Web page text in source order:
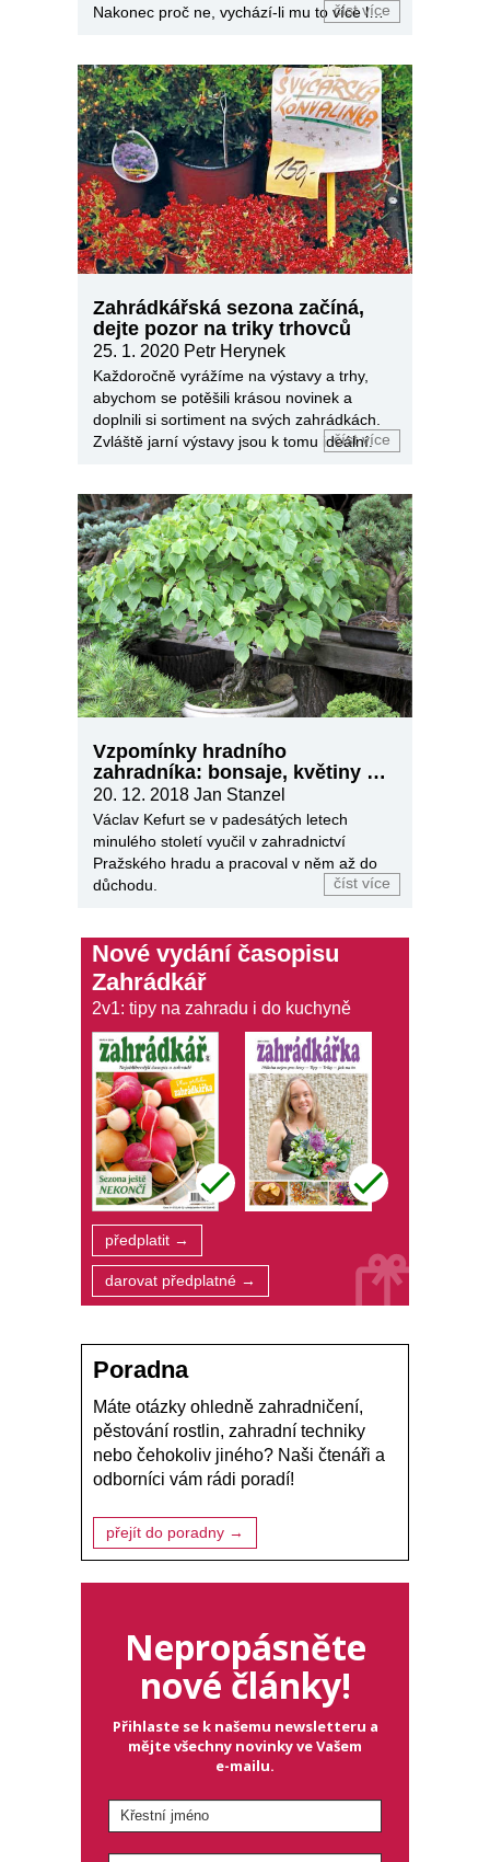
Nakonec proč ne, vychází-li mu to více let,
číst více
Zahrádkářská sezona začíná,
dejte pozor na triky trhovců
25. 1. 2020 Petr Herynek
Každoročně vyrážíme na výstavy a trhy,
abychom se potěšili krásou novinek a
doplnili si sortiment na svých zahrádkách.
Zvláště jarní výstavy jsou k tomu ideální.
číst více
Vzpomínky hradního
zahradníka: bonsaje, květiny a
prezidenti
20. 12. 2018 Jan Stanzel
Václav Kefurt se v padesátých letech
minulého století vyučil v zahradnictví
Pražského hradu a pracoval v něm až do
důchodu.
číst více
Nové vydání časopisu
Zahrádkář
2v1: tipy na zahradu i do kuchyně
předplatit →
darovat předplatné →
Poradna
Máte otázky ohledně zahradničení,
pěstování rostlin, zahradní techniky
nebo čehokoliv jiného? Naši čtenáři a
odborníci vám rádi poradí!
přejít do poradny →
Nepropásněte
nové články!
Přihlaste se k našemu newsletteru a
mějte všechny novinky ve Vašem
e-mailu.